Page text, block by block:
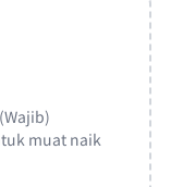
muat naik